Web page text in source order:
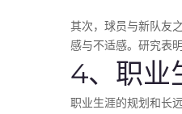
其次，球员与新队友
感与不适感。研究表
4、职业
职业生涯的规划和长